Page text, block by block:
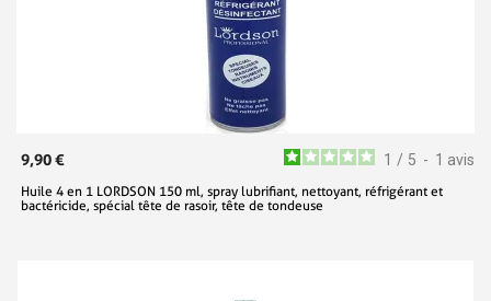
1 / 5 - 1 avis
9,90 €
Huile 4 en 1 LORDSON 150 ml, spray lubrifiant, nettoyant, réfrigérant et
bactéricide, spécial tête de rasoir, tête de tondeuse